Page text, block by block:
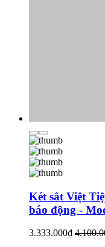
Két sắt Việt
báo động -
3.333.000₫